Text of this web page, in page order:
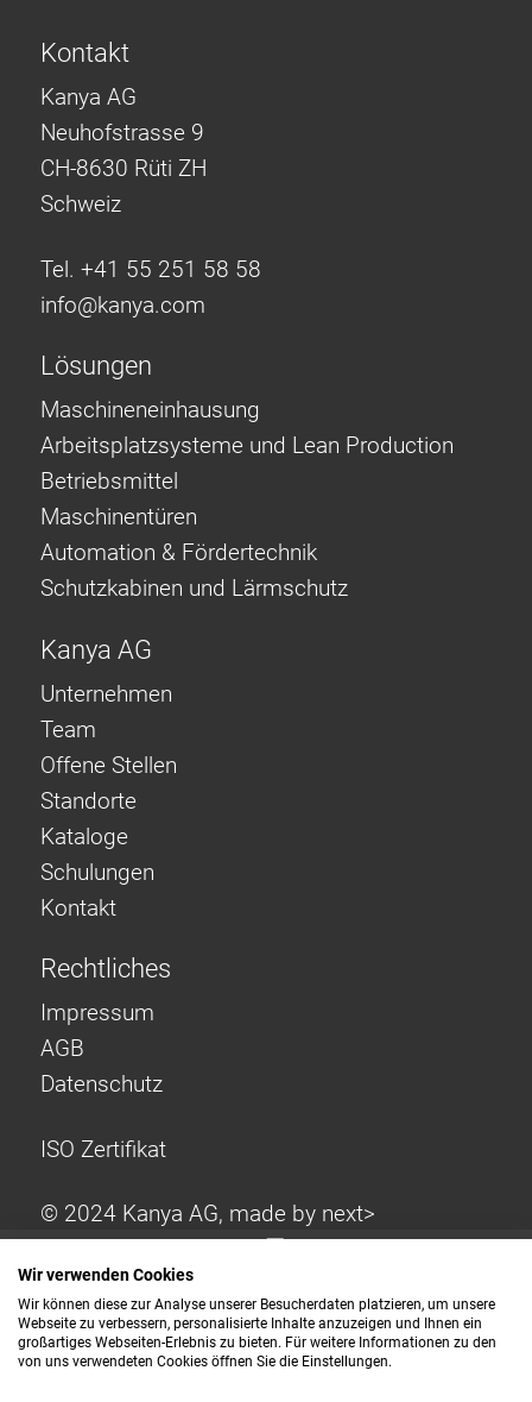
Kontakt
Kanya AG
Neuhofstrasse 9
CH-8630 Rüti ZH
Schweiz
Tel. +41 55 251 58 58
info@kanya.com
Lösungen
Maschineneinhausung
Arbeitsplatzsysteme und Lean Production
Betriebsmittel
Maschinentüren
Automation & Fördertechnik
Schutzkabinen und Lärmschutz
Kanya AG
Unternehmen
Team
Offene Stellen
Standorte
Kataloge
Schulungen
Kontakt
Rechtliches
Impressum
AGB
Datenschutz
ISO Zertifikat
© 2024 Kanya AG, made by next>
Wir verwenden Cookies
Wir können diese zur Analyse unserer Besucherdaten platzieren, um unsere
Webseite zu verbessern, personalisierte Inhalte anzuzeigen und Ihnen ein
großartiges Webseiten-Erlebnis zu bieten. Für weitere Informationen zu den
von uns verwendeten Cookies öffnen Sie die Einstellungen.